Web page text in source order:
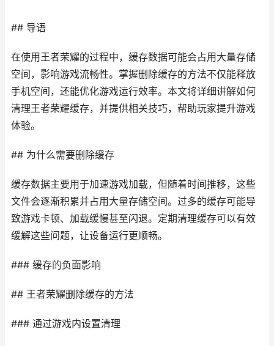
## 导语
在使用王者荣耀的过程中，缓存数据可能会占用大量存储
空间，影响游戏流畅性。掌握删除缓存的方法不仅能释放
手机空间，还能优化游戏运行效率。本文将详细讲解如何
清理王者荣耀缓存，并提供相关技巧，帮助玩家提升游戏
体验。
## 为什么需要删除缓存
缓存数据主要用于加速游戏加载，但随着时间推移，这些
文件会逐渐积累并占用大量存储空间。过多的缓存可能导
致游戏卡顿、加载缓慢甚至闪退。定期清理缓存可以有效
缓解这些问题，让设备运行更顺畅。
### 缓存的负面影响
## 王者荣耀删除缓存的方法
### 通过游戏内设置清理